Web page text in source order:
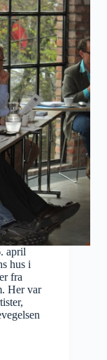
april
hus i
fra
Her var